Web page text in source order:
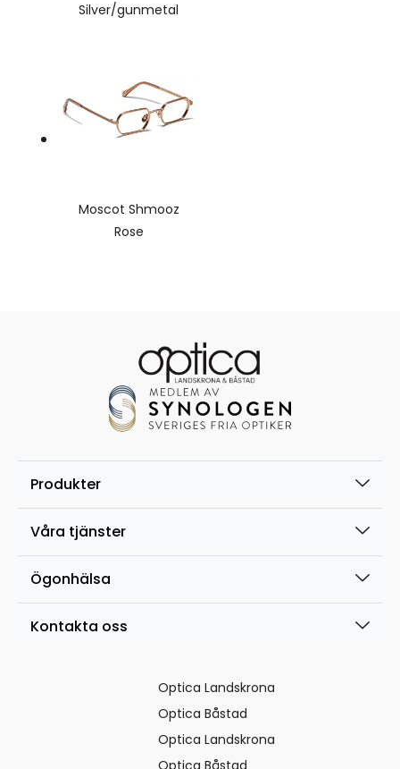
Silver/gunmetal
Moscot Shmooz
Rose
Produkter
Våra tjänster
Ögonhälsa
Kontakta oss
Optica Landskrona
Optica Båstad
Optica Landskrona
Optica Båstad